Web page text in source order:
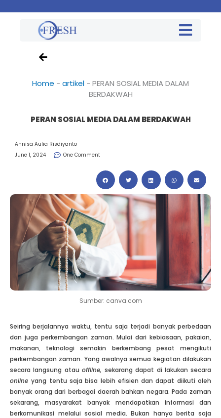
Home - artikel - PERAN SOSIAL MEDIA DALAM
BERDAKWAH
PERAN SOSIAL MEDIA DALAM BERDAKWAH
Annisa Aulia Risdiyanto
June 1, 2024
One Comment
Sumber: canva.com
Seiring berjalannya waktu, tentu saja terjadi banyak perbedaan
dan juga perkembangan zaman. Mulai dari kebiasaan, pakaian,
makanan, teknologi semakin berkembang pesat mengikuti
perkembangan zaman. Yang awalnya semua kegiatan dilakukan
secara langsung atau offline, sekarang dapat di lakukan secara
onlineyang tentu saja bisa lebih efisien dan dapat diikuti oleh
banyak orang dari berbagai daerah bahkan negara. Pada zaman
sekarang, masyarakat banyak mendapatkan informasi dan
berkomunikasi melalui sosial media. Bukan hanya berita saja